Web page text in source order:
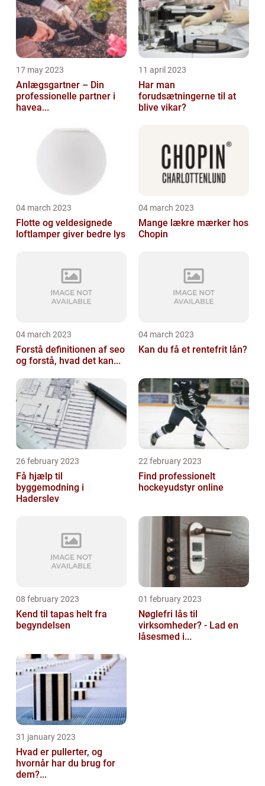
17 may 2023
Anlægsgartner – Din
professionelle partner i
havea...
11 april 2023
Har man
forudsætningerne til at
blive vikar?
04 march 2023
Flotte og veldesignede
loftlamper giver bedre lys
04 march 2023
Mange lækre mærker hos
Chopin
04 march 2023
Forstå definitionen af seo
og forstå, hvad det kan...
04 march 2023
Kan du få et rentefrit lån?
26 february 2023
Få hjælp til
byggemodning i
Haderslev
22 february 2023
Find professionelt
hockeyudstyr online
08 february 2023
Kend til tapas helt fra
begyndelsen
01 february 2023
Nøglefri lås til
virksomheder? - Lad en
låsesmed i...
31 january 2023
Hvad er pullerter, og
hvornår har du brug for
dem?...